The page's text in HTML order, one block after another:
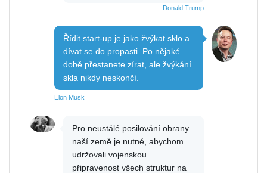
Donald Trump
Řídit start-up je jako žvýkat sklo a
dívat se do propasti. Po nějaké
době přestanete zírat, ale žvýkání
skla nikdy neskončí.
Elon Musk
Pro neustálé posilování obrany
naší země je nutné, abychom
udržovali vojenskou
připravenost všech struktur na